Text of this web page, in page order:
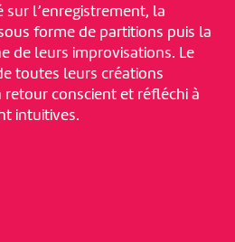
sur l’enregistrement, la
forme de partitions puis la
de leurs improvisations. Le
toutes leurs créations
retour conscient et réfléchi à
intuitives.